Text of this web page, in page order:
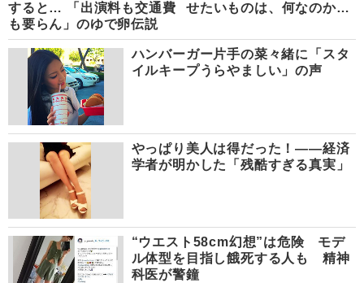
すると… 「出演料も交通費
も要らん」のゆで卵伝説
せたいものは、何なのか…
ハンバーガー片手の菜々緒に「スタ
イルキープうらやましい」の声
やっぱり美人は得だった！――経済
学者が明かした「残酷すぎる真実」
“ウエスト58cm幻想”は危険 モデ
ル体型を目指し餓死する人も 精神
科医が警鐘